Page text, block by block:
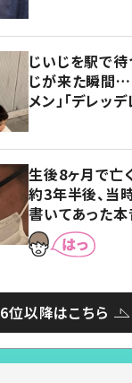
じいじを駅で
じが来た瞬間…
メン」「デレッ
生後8ヶ月で亡
約3年半後、当
書いてあった本
6位以降はこちら